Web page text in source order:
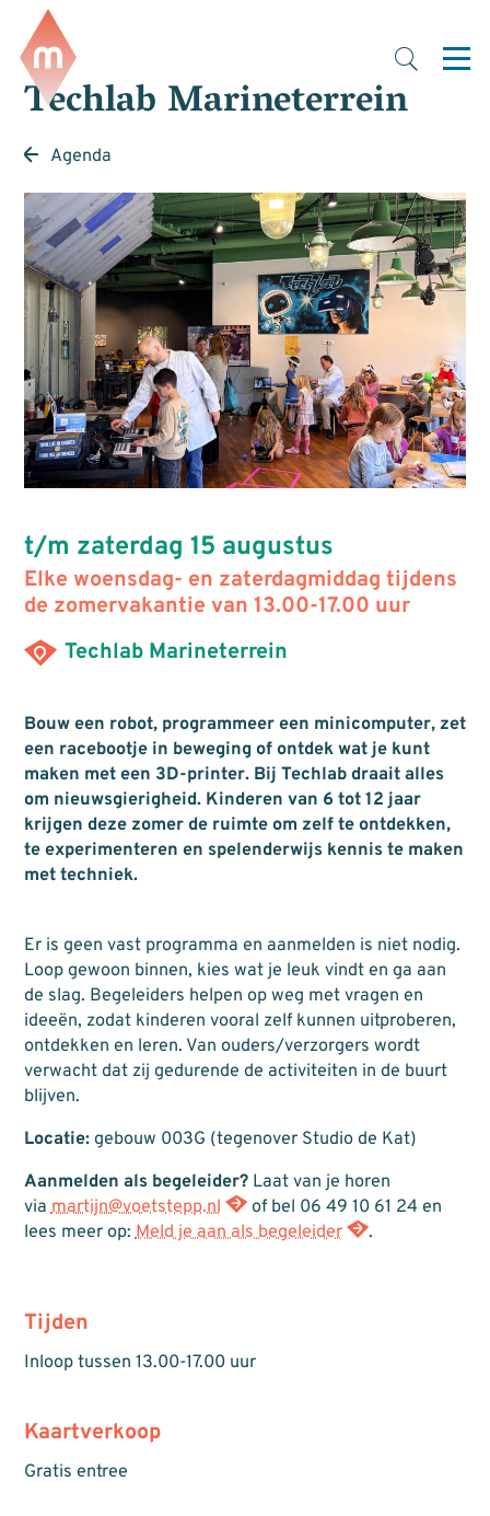
Techlab Marineterrein
Agenda
t/m zaterdag 15 augustus
Elke woensdag- en zaterdagmiddag tijdens
de zomervakantie van 13.00-17.00 uur
Techlab Marineterrein
Bouw een robot, programmeer een minicomputer, zet
een racebootje in beweging of ontdek wat je kunt
maken met een 3D-printer. Bij Techlab draait alles
om nieuwsgierigheid. Kinderen van 6 tot 12 jaar
krijgen deze zomer de ruimte om zelf te ontdekken,
te experimenteren en spelenderwijs kennis te maken
met techniek.
Er is geen vast programma en aanmelden is niet nodig.
Loop gewoon binnen, kies wat je leuk vindt en ga aan
de slag. Begeleiders helpen op weg met vragen en
ideeën, zodat kinderen vooral zelf kunnen uitproberen,
ontdekken en leren. Van ouders/verzorgers wordt
verwacht dat zij gedurende de activiteiten in de buurt
blijven.
Locatie:gebouw 003G (tegenover Studio de Kat)
Aanmelden als begeleider?Laat van je horen
viamartijn@voetstepp.nl
of bel 06 49 10 61 24 en
lees meer op:Meld je aan als begeleider .
Tijden
Inloop tussen 13.00-17.00 uur
Kaartverkoop
Gratis entree